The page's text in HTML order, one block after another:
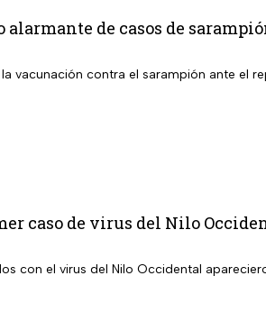
alarmante de casos de
vacunación contra el sarampión ante el
caso de virus del Nilo
del Nilo Occidental aparecieron antes de tiempo en